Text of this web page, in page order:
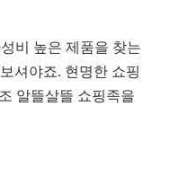
비 높은 제품을 찾는
셔야죠. 현명한 쇼핑
알뜰살뜰 쇼핑족을